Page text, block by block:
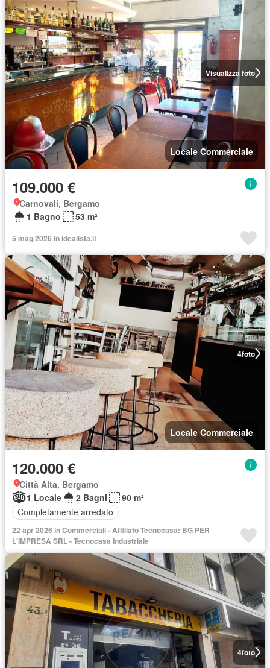
Visualizza foto
Locale Commerciale
109.000 €
Carnovali, Bergamo
1 Bagno
53 m²
5 mag 2026 in idealista.it
4foto
Locale Commerciale
120.000 €
Città Alta, Bergamo
1 Locale
2 Bagni
90 m²
Completamente arredato
22 apr 2026 in Commerciali - Affiliato Tecnocasa: BG PER
L'IMPRESA SRL - Tecnocasa Industriale
4foto